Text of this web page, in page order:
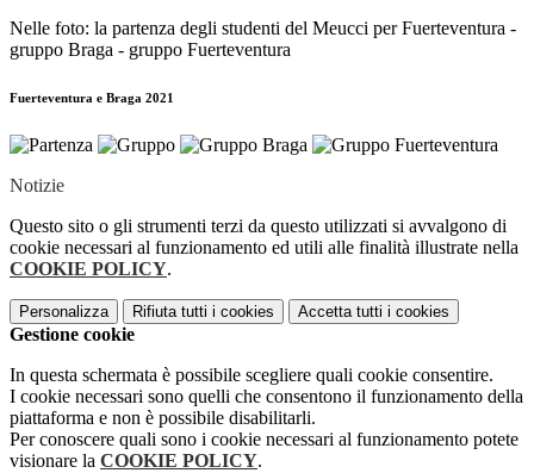
Nelle foto: la partenza degli studenti del Meucci per Fuerteventura -
gruppo Braga - gruppo Fuerteventura
Fuerteventura e Braga 2021
Notizie
Questo sito o gli strumenti terzi da questo utilizzati si avvalgono di
cookie necessari al funzionamento ed utili alle finalità illustrate nella
COOKIE POLICY.
Personalizza Rifiuta tutti i cookies Accetta tutti i cookies
Gestione cookie
In questa schermata è possibile scegliere quali cookie consentire.
I cookie necessari sono quelli che consentono il funzionamento della
piattaforma e non è possibile disabilitarli.
Per conoscere quali sono i cookie necessari al funzionamento potete
visionare la COOKIE POLICY.